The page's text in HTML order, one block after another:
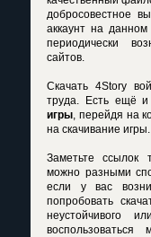
добросовестное
аккаунт на
периодически
сайтов.
Скачать 4Story
труда. Есть ещё
игры, перейдя на
на скачивание игры.
Заметьте ссылок
можно разными
если у вас
попробовать
неустойчивого